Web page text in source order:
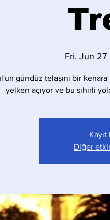
Fri, Jun 27
gündüz telaşını bir
yelken açıyor ve bu sihirli
Kayıt
Diğer